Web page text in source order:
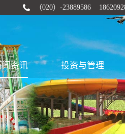
（020）-23889586
闻资讯 投资与管理